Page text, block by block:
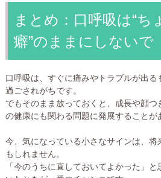
まとめ：口呼吸は“ち
癖”のままにしないで
口呼吸は、すぐに痛みやトラブルが出
過ごされがちです。
でもそのまま放っておくと、成長や顔
の健康にも関わる問題に発展することが
今、気になっている小さなサインは、
もしれません。
「今のうちに直しておいてよかった」